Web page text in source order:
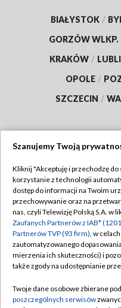
BIAŁYSTOK /
GORZÓW WLKP.
KRAKÓW /
OPOLE /
SZCZECIN /
Abonament TVP
Emisja w TVP
Centrum informacji TVP
Naziemna Telewizja
Rada Programowa
Szanujemy Twoją
Kliknij "Akceptuję i przechodzę do
korzystanie z technologii
dostęp do informacji na Twoim
przechowywanie oraz na
nas, czyli Telewizję Polską S.A. w
Zaufanych Partnerów z IAB*
Partnerów TVP (93 firm), w
zautomatyzowanego
mierzenia ich skuteczności) i
także zgody na udostępnianie
Twoje dane osobowe zbierane
poszczególnych serwisów